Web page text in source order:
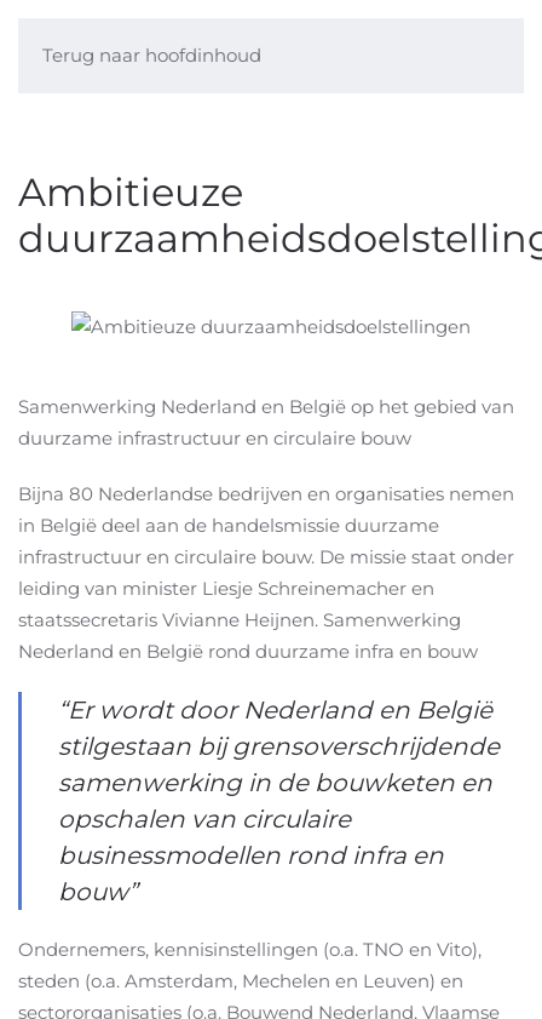
Terug naar hoofdinhoud
Ambitieuze
Samenwerking Nederland en België op het gebied van
duurzame infrastructuur en circulaire bouw
Bijna 80 Nederlandse bedrijven en organisaties nemen
in België deel aan de handelsmissie duurzame
infrastructuur en circulaire bouw. De missie staat onder
leiding van minister Liesje Schreinemacher en
staatssecretaris Vivianne Heijnen. Samenwerking
Nederland en België rond duurzame infra en bouw
“Er wordt door Nederland en België
stilgestaan bij grensoverschrijdende
samenwerking in de bouwketen en
opschalen van circulaire
businessmodellen rond infra en
bouw”
Ondernemers, kennisinstellingen (o.a. TNO en Vito),
steden (o.a. Amsterdam, Mechelen en Leuven) en
sectororganisaties (o.a. Bouwend Nederland, Vlaamse